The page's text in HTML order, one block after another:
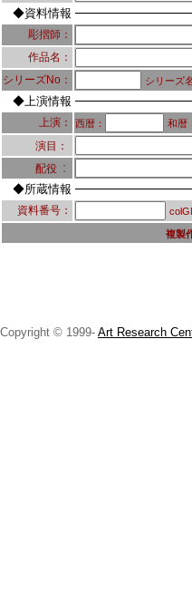
◆資料情報
彫摺師：
作品名：
シリーズNo：
シリーズ
◆上演情報
上演： 西暦： 和暦：
演目：
配役 ：
◆所蔵情報
資料番号：
複製
Copyright © 1999- Art Research